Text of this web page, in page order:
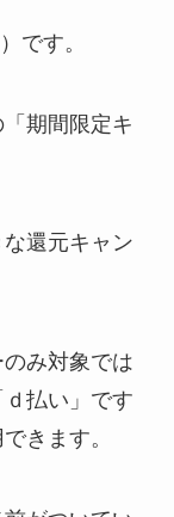
です。
期間限定キ
還元キャン
のみ対象では
払い」です
きます。